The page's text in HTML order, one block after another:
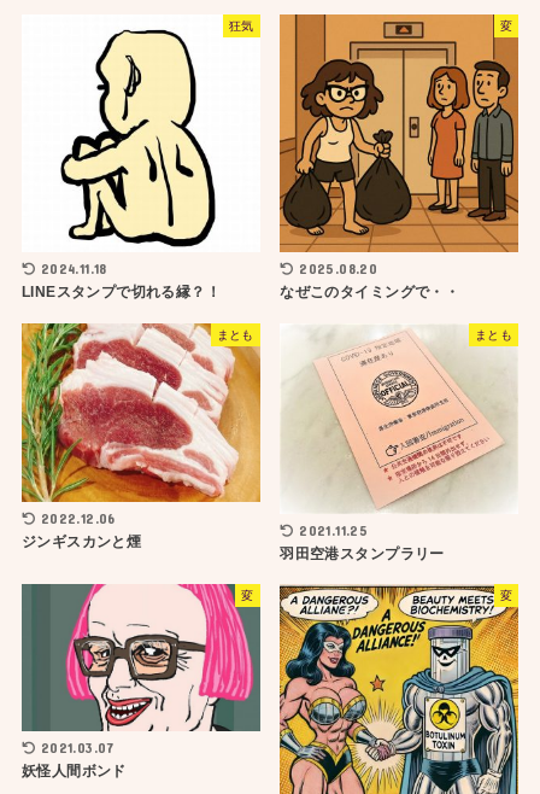
狂気
2024.11.18
LINEスタンプで切れる縁？！
変
2025.08.20
なぜこのタイミングで・・
まとも
2022.12.06
ジンギスカンと煙
まとも
2021.11.25
羽田空港スタンプラリー
変
2021.03.07
妖怪人間ボンド
変